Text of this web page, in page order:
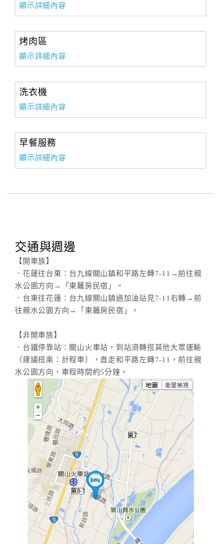
顯示詳細內容
烤肉區
顯示詳細內容
洗衣機
顯示詳細內容
早餐服務
顯示詳細內容
交通與週邊
【開車族】
．花蓮往台東：台九線關山鎮和平路左轉7-11→前往親
水公園方向→「東籬房民宿」。
．台東往花蓮：台九線關山鎮過加油站見7-11右轉→前
往親水公園方向→「東籬房民宿」。
【非開車族】
．台鐵停靠站：關山火車站，到站須轉搭其他大眾運輸
（建議搭乘：計程車），直走和平路左轉7-11，前往親
水公園方向，車程時間約5分鐘。